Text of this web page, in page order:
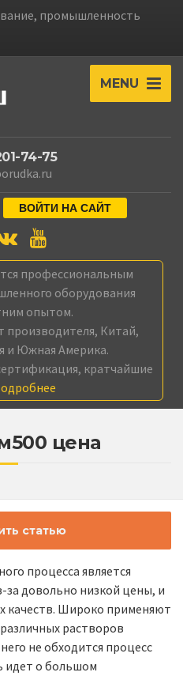
промышленность
MENU
74-75
ВОЙТИ НА САЙТ
оборудования
опытом.
производителя, Китай,
и Южная Америка.
кратчайшие
цена
статью
процесса является
за довольно низкой цены, и
качеств. Широко применяют
растворов
не обходится процесс
идет о большом